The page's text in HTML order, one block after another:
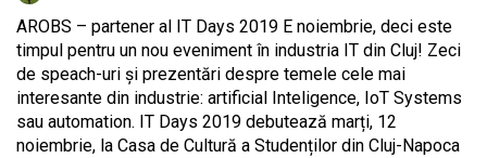
AROBS – partener al IT Days 2019 E noiembrie, deci este
timpul pentru un nou eveniment în industria IT din Cluj! Zeci
de speach-uri și prezentări despre temele cele mai
interesante din industrie: artificial Inteligence, IoT Systems
sau automation. IT Days 2019 debutează marți, 12
noiembrie, la Casa de Cultură a Studenților din Cluj-Napoca